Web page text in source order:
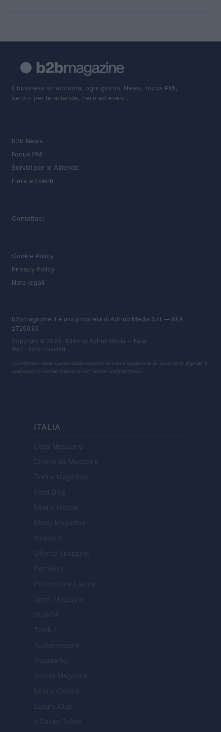
Il business si racconta, ogni giorno. News, focus PMI,
servizi per le aziende, fiere ed eventi.
b2b News
Focus PMI
Servizi per le Aziende
Fiere e Eventi
Contattaci
Cookie Policy
Privacy Policy
Note legali
b2bmagazine.it è una proprietà di AdHub Media S.r.l. — REA
2729933
Copyright © 2026 · Edito da AdHub Media — Italia
Tutti i diritti riservati
I contenuti sono curati dalla redazione con il supporto di strumenti digitali e
realizzati in collaborazione con autori indipendenti.
ITALIA
Casa Magazine
Cineverse Magazine
Donne Magazine
Food Blog
Milano Notizie
Motor Magazine
Notizie.it
Offerte Shopping
Pet Story
Professione Lavoro
Sport Magazine
Style24
Think.it
Tuobenessere
Viaggiamo
Nonne Magazine
Milano Cortina
Luxury Club
Il Calcio Online